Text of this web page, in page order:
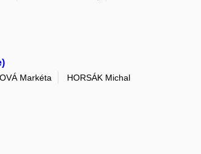
Markéta
HORSÁK Michal